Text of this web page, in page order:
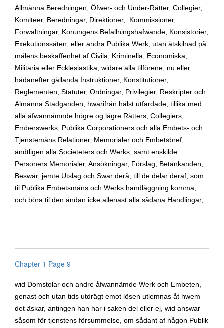
Allmänna Beredningen, Öfwer- och Under-Rätter, Collegier,
Komiteer, Beredningar, Direktioner,
Kommissioner,
Forwaltningar, Konungens Befallningshafwande, Konsistorier,
Exekutionssäten, eller andra Publika Werk, utan ätskilnad på
målens beskaffenhet af Civila, Kriminella, Economiska,
Militaria eller Ecklesiastika; widare alla tilförene, nu eller
hädanefter gällanda Instruktioner, Konstitutioner,
Reglementen, Statuter, Ordningar, Privilegier, Reskripter och
Almänna Stadganden, hwarifrån hälst utfardade, tillika med
alla äfwannämnde högre og lägre Rätters, Collegiers,
Emberswerks, Publika Corporationers och alla Embets- och
Tjenstemäns Relationer, Memorialer och Embetsbref;
ändtligen alla Societeters och Werks, samt enskilde
Personers Memorialer, Ansökningar, Förslag, Betänkanden,
Beswär, jemte Utslag och Swar derå, till de delar deraf, som
til Publika Embetsmäns och Werks handläggning komma;
och böra til den ändan icke allenast alla sådana Handlingar,
Chapter 1 Page 9
wid Domstolar och andre åfwannämde Werk och Embeten,
genast och utan tids utdrägt emot lösen utlemnas åt hwem
det äskar, antingen han har i saken del eller ej, wid answar
såsom för tjenstens försummelse, om sådant af någon Publik